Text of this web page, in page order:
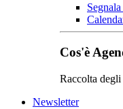
Cos'è
Raccolta
Newsletter